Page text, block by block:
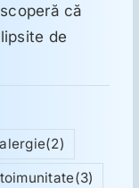
că
de
alergie(2)
(3)